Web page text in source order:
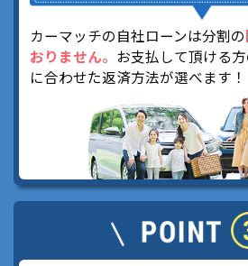
カーマッチの自社ローンは分割の
おりません。 お支払して頂ける
に合わせた返済方法が選べます！